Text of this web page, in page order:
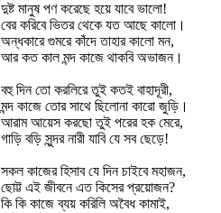
দুষ্ট মানুষ পণ করেছে হয়ে যাবে ভালো!
বের করিবে ভিতর থেকে যত আছে কালো।
অন্ধকারে গুমরে কাঁদে তাহার কালো মন,
আর কত কাল মন্দ কাজে থাকবি অভাজন।
বহু দিন তো করলিরে তুই কতই বাহাদূরী,
মন্দ কাজে তোর সাথে ছিলোনা কারো জুড়ি।
আরাম আয়েস করছো তুই পরের হক মেরে,
গাড়ি বড়ি সুন্দর নারী যাবি যে সব ছেড়ে!
সকল কাজের হিসাব যে দিন চাইবে মহাজন,
ছোট্ট এই জীবনে এত কিসের প্রয়োজন?
কি কি কাজে ব্যয় করিলি অবৈধ কামাই,